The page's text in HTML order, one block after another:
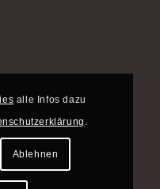
alle Infos dazu
Ablehnen